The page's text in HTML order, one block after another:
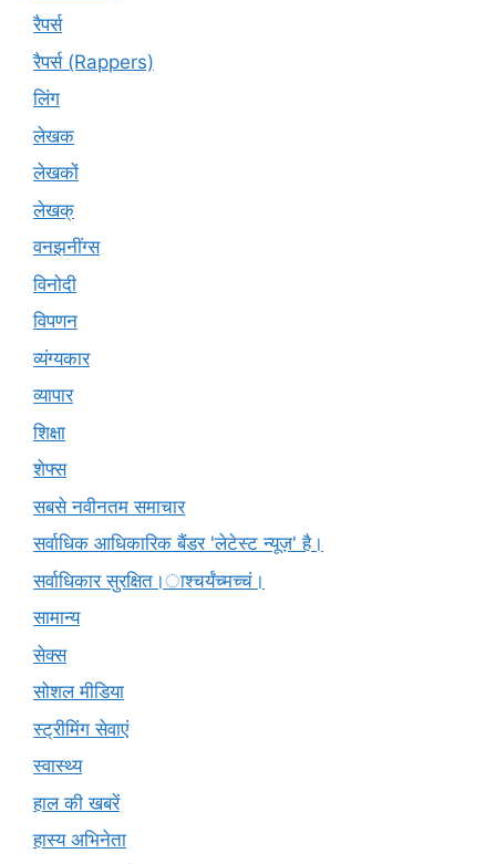
रैपर्स
रैपर्स (Rappers)
लिंग
लेखक
लेखकों
लेखक्
वनझनींग्स
विनोदी
विपणन
व्यंग्यकार
व्यापार
शिक्षा
शेफ्स
सबसे नवीनतम समाचार
सर्वाधिक आधिकारिक बैंडर 'लेटेस्ट न्यूज़' है।
सर्वाधिकार सुरक्षित।ाश्चर्यंच्मच्चं।
सामान्य
सेक्स
सोशल मीडिया
स्ट्रीमिंग सेवाएं
स्वास्थ्य
हाल की खबरें
हास्य अभिनेता